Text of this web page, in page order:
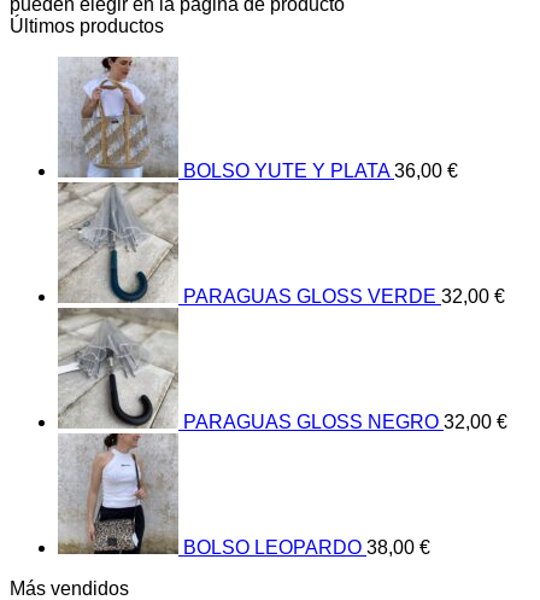
Últimos productos
BOLSO YUTE Y PLATA 36,00 €
PARAGUAS GLOSS VERDE 32,00 €
PARAGUAS GLOSS NEGRO 32,00 €
BOLSO LEOPARDO 38,00 €
Más vendidos